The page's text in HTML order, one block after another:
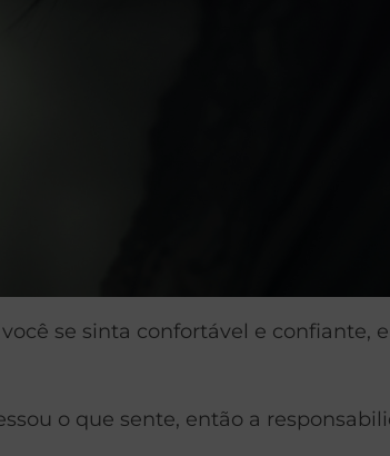
se sinta confortável e confiante,
o que sente, então a